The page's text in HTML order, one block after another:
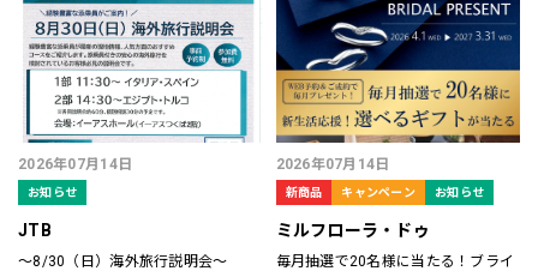
2026年07月14日
お知らせ
JTB
～8/30（日）海外旅行説明会～
2026年07月14日
新商品 キャンペーン お知らせ
ミルフローラ・ドゥ
毎月抽選で20名様に当たる！ブライ